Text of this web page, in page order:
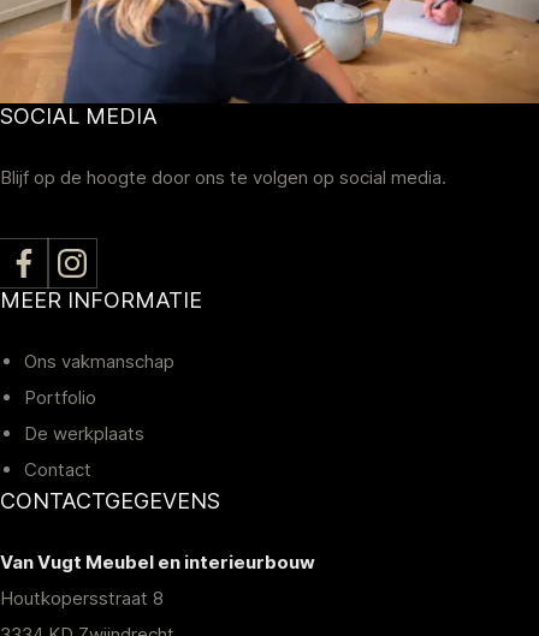
SOCIAL MEDIA
Blijf op de hoogte door ons te volgen op social media.
MEER INFORMATIE
Ons vakmanschap
Portfolio
De werkplaats
Contact
CONTACTGEGEVENS
Van Vugt Meubel en interieurbouw
Houtkopersstraat 8